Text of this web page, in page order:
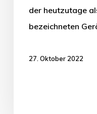
der heutzutage
bezeichneten
27. Oktober 2022